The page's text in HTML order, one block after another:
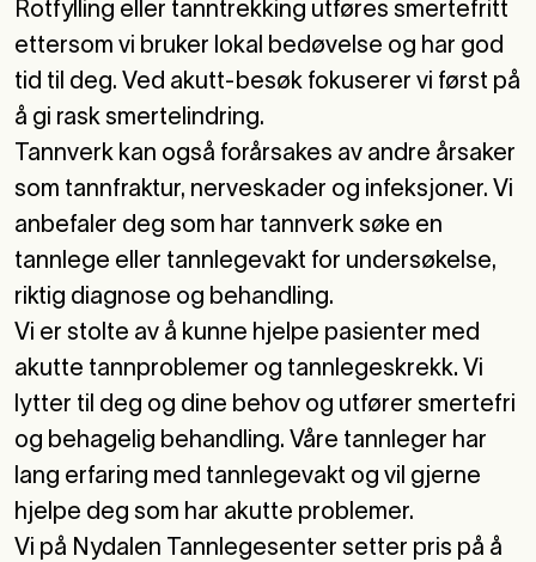
Rotfylling eller tanntrekking utføres smertefritt
ettersom vi bruker lokal bedøvelse og har god
tid til deg. Ved akutt-besøk fokuserer vi først på
å gi rask smertelindring.
Tannverk kan også forårsakes av andre årsaker
som tannfraktur, nerveskader og infeksjoner. Vi
anbefaler deg som har tannverk søke en
tannlege eller tannlegevakt for undersøkelse,
riktig diagnose og behandling.
Vi er stolte av å kunne hjelpe pasienter med
akutte tannproblemer og tannlegeskrekk. Vi
lytter til deg og dine behov og utfører smertefri
og behagelig behandling. Våre tannleger har
lang erfaring med tannlegevakt og vil gjerne
hjelpe deg som har akutte problemer.
Vi på Nydalen Tannlegesenter setter pris på å